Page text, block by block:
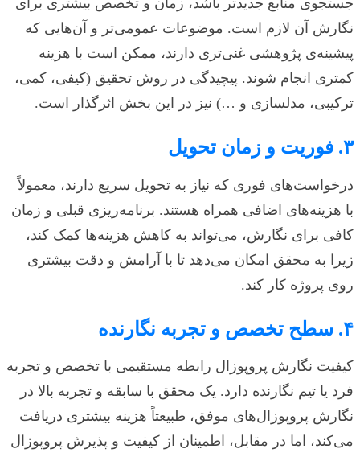
نگارش آن لازم است. موضوعات عمومی‌تر و آن‌هایی که
پیشینه‌ی پژوهشی غنی‌تری دارند، ممکن است با هزینه
کمتری انجام شوند. پیچیدگی در روش تحقیق (کیفی، کمی،
ترکیبی، مدلسازی و …) نیز در این بخش اثرگذار است.
۳. فوریت و زمان تحویل
درخواست‌های فوری که نیاز به تحویل سریع دارند، معمولاً
با هزینه‌های اضافی همراه هستند. برنامه‌ریزی قبلی و زمان
کافی برای نگارش، می‌تواند به کاهش هزینه‌ها کمک کند،
زیرا به محقق امکان می‌دهد تا با آرامش و دقت بیشتری
روی پروژه کار کند.
۴. سطح تخصص و تجربه نگارنده
کیفیت نگارش پروپوزال رابطه مستقیمی با تخصص و تجربه
فرد یا تیم نگارنده دارد. یک محقق با سابقه و تجربه بالا در
نگارش پروپوزال‌های موفق، طبیعتاً هزینه بیشتری دریافت
می‌کند، اما در مقابل، اطمینان از کیفیت و پذیرش پروپوزال